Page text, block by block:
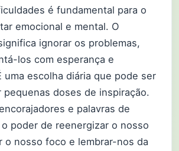
é fundamental para o
emocional e mental. O
ignorar os problemas,
los com esperança e
uma escolha diária que pode ser
pequenas doses de inspiração.
e palavras de
poder de reenergizar o nosso
o nosso foco e lembrar-nos da